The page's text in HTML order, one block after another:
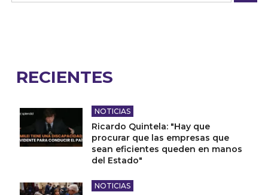
RECIENTES
NOTICIAS
Ricardo Quintela: "Hay que
procurar que las empresas que
sean eficientes queden en manos
del Estado"
NOTICIAS